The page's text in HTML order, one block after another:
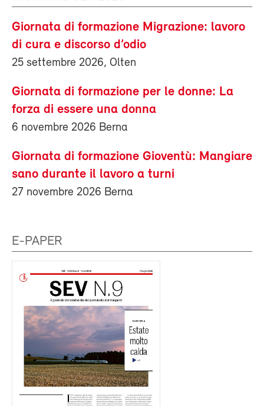
Giornata di formazione Migrazione: lavoro
di cura e discorso d’odio
25 settembre 2026, Olten
Giornata di formazione per le donne: La
forza di essere una donna
6 novembre 2026 Berna
Giornata di formazione Gioventù: Mangiare
sano durante il lavoro a turni
27 novembre 2026 Berna
E-PAPER